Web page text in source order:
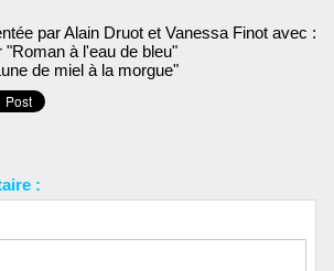
par Alain Druot et Vanessa Finot avec :
"Roman à l'eau de bleu"
de miel à la morgue"
: